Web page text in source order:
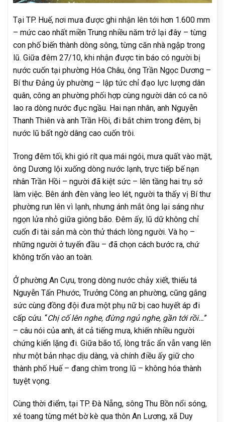
Tại TP. Huế, nơi mưa được ghi nhận lên tới hơn 1.600 mm
– mức cao nhất miền Trung nhiều năm trở lại đây – từng
con phố biến thành dòng sông, từng căn nhà ngập trong
lũ. Giữa đêm 27/10, khi nhận được tin báo có người bị
nước cuốn tại phường Hóa Châu, ông Trần Ngọc Dương –
Bí thư Đảng ủy phường – lập tức chỉ đạo lực lượng dân
quân, công an phường phối hợp cùng người dân có ca nô
lao ra dòng nước đục ngầu. Hai nạn nhân, anh Nguyễn
Thanh Thiên và anh Trần Hồi, đi bắt chim trong đêm, bị
nước lũ bất ngờ dâng cao cuốn trôi.
Trong đêm tối, khi gió rít qua mái ngói, mưa quất vào mặt,
ông Dương lội xuống dòng nước lạnh, trực tiếp bế nạn
nhân Trần Hồi – người đã kiệt sức – lên tầng hai trụ sở
làm việc. Bên ánh đèn vàng leo lét, người ta thấy vị Bí thư
phường run lên vì lạnh, nhưng ánh mắt ông lại sáng như
ngọn lửa nhỏ giữa giông bão. Đêm ấy, lũ dữ không chỉ
cuốn đi tài sản mà còn thử thách lòng người. Và họ –
những người ở tuyến đầu – đã chọn cách bước ra, chứ
không trốn vào an toàn.
Ở phường An Cựu, trong dòng nước chảy xiết, thiếu tá
Nguyễn Tấn Phước, Trưởng Công an phường, cũng gắng
sức cùng đồng đội đưa một phụ nữ bị cao huyết áp đi
cấp cứu. “Chị cố lên nghe, đừng ngủ nghe, gần tới rồi…”
– câu nói của anh, át cả tiếng mưa, khiến nhiều người
chứng kiến lặng đi. Giữa bão tố, lòng trắc ẩn vẫn vang lên
như một bản nhạc dịu dàng, và chính điều ấy giữ cho
thành phố Huế – đang chìm trong lũ – không hóa thành
tuyệt vọng.
Cùng thời điểm, tại TP. Đà Nẵng, sông Thu Bồn nổi sóng,
xé toang từng mét bờ kè qua thôn An Lương, xã Duy